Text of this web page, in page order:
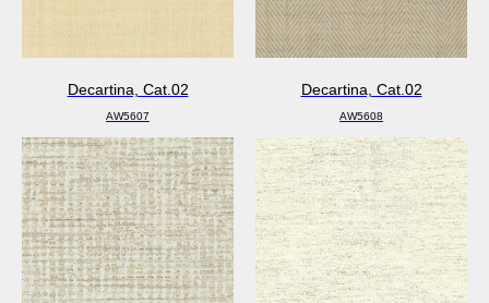
Decartina, Cat.02
AW5607
Decartina, Cat.02
AW5608